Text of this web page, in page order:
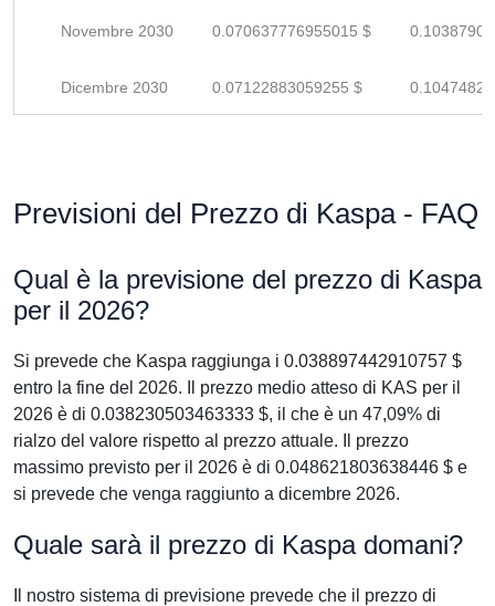
Novembre 2030 0.070637776955015 $
Dicembre 2030 0.07122883059255 $
Previsioni del Prezzo di Kaspa - FAQ
Qual è la previsione del prezzo di Kaspa
per il 2026?
Si prevede che Kaspa raggiunga i 0.038897442910757 $
entro la fine del 2026. Il prezzo medio atteso di KAS per il
2026 è di 0.038230503463333 $, il che è un 47,09% di
rialzo del valore rispetto al prezzo attuale. Il prezzo
massimo previsto per il 2026 è di 0.048621803638446 $ e
si prevede che venga raggiunto a dicembre 2026.
Quale sarà il prezzo di Kaspa domani?
Il nostro sistema di previsione prevede che il prezzo di